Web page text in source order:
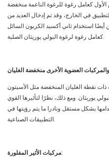
كعامل رغوة للرغوة الناعمة منخفضة
في الخارج، وقد تم إدخال العديد من
استخدام ثاني أكسيد الكربون السائل
كعامل رغوة لرغوة البولي يوريثان الصلبة.
نقطة الغليان المنخفضة مثل الأسيتون
يوريثان. ومع ذلك، نظرًا لتأثيرها القوي
بشكل مستقل ونادرا ما يتم رؤيتها في
التطبيقات الصناعية.
مركبات الأثير المفلورة: